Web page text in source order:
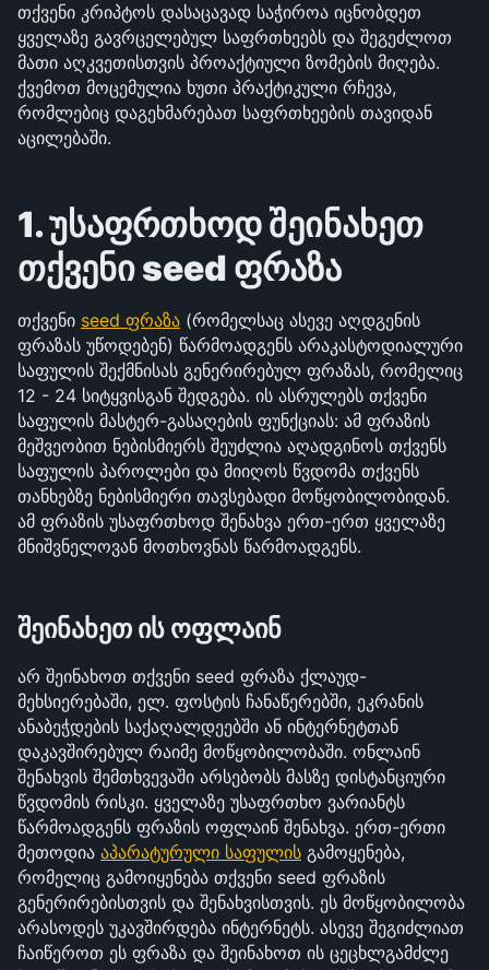
თქვენი კრიპტოს დასაცავად საჭიროა იცნობდეთ
ყველაზე გავრცელებულ საფრთხეებს და შეგეძლოთ
მათი აღკვეთისთვის პროაქტიული ზომების მიღება.
ქვემოთ მოცემულია ხუთი პრაქტიკული რჩევა,
რომლებიც დაგეხმარებათ საფრთხეების თავიდან
აცილებაში.
1. უსაფრთხოდ შეინახეთ
თქვენი seed ფრაზა
თქვენი seed ფრაზა (რომელსაც ასევე აღდგენის
ფრაზას უწოდებენ) წარმოადგენს არაკასტოდიალური
საფულის შექმნისას გენერირებულ ფრაზას, რომელიც
12 - 24 სიტყვისგან შედგება. ის ასრულებს თქვენი
საფულის მასტერ-გასაღების ფუნქციას: ამ ფრაზის
მეშვეობით ნებისმიერს შეუძლია აღადგინოს თქვენს
საფულის პაროლები და მიიღოს წვდომა თქვენს
თანხებზე ნებისმიერი თავსებადი მოწყობილობიდან.
ამ ფრაზის უსაფრთხოდ შენახვა ერთ-ერთ ყველაზე
მნიშვნელოვან მოთხოვნას წარმოადგენს.
შეინახეთ ის ოფლაინ
არ შეინახოთ თქვენი seed ფრაზა ქლაუდ-
მეხსიერებაში, ელ. ფოსტის ჩანაწერებში, ეკრანის
ანაბეჭდების საქაღალდეებში ან ინტერნეტთან
დაკავშირებულ რაიმე მოწყობილობაში. ონლაინ
შენახვის შემთხვევაში არსებობს მასზე დისტანციური
წვდომის რისკი. ყველაზე უსაფრთხო ვარიანტს
წარმოადგენს ფრაზის ოფლაინ შენახვა. ერთ-ერთი
მეთოდია აპარატურული საფულის გამოყენება,
რომელიც გამოიყენება თქვენი seed ფრაზის
გენერირებისთვის და შენახვისთვის. ეს მოწყობილობა
არასოდეს უკავშირდება ინტერნეტს. ასევე შეგიძლიათ
ჩაიწეროთ ეს ფრაზა და შეინახოთ ის ცეცხლგამძლე